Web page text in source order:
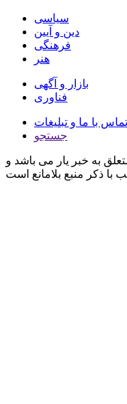
سیاسی
دین و آیین
فرهنگی
هنر
بازار و آگهی
فناوری
تماس با ما و تبلیغات
جستجو
به خبر یار می باشد و